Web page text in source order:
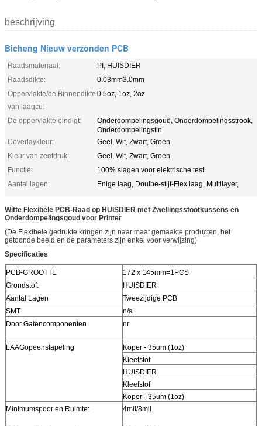
beschrijving
Bicheng Nieuw verzonden PCB
Raadsmateriaal:
PI, HUISDIER
Raadsdikte:
0.03mm3.0mm
Oppervlakte/de Binnendikte
van laagcu:
0.5oz, 1oz, 2oz
De oppervlakte eindigt:
Onderdompelingsgoud, Onderdompelingsstrook,
Onderdompelingstin
Coverlaykleur:
Geel, Wit, Zwart, Groen
Kleur van zeefdruk:
Geel, Wit, Zwart, Groen
Functie:
100% slagen voor elektrische test
Aantal lagen:
Enige laag, Doulbe-stijf-Flex laag, Multilayer,
Witte Flexibele PCB-Raad op HUISDIER met Zwellingsstootkussens en
Onderdompelingsgoud voor Printer
(De Flexibele gedrukte kringen zijn naar maat gemaakte producten, het
getoonde beeld en de parameters zijn enkel voor verwijzing)
Specificaties
PCB-GROOTTE
172 x 145mm=1PCS
Grondstof:
HUISDIER
Aantal Lagen
Tweezijdige PCB
SMT
n/a
Door Gatencomponenten
nr
LAAGopeenstapeling
Koper - 35um (1oz)
Kleefstof
HUISDIER
Kleefstof
Koper - 35um (1oz)
Minimumspoor en Ruimte:
4mil/8mil